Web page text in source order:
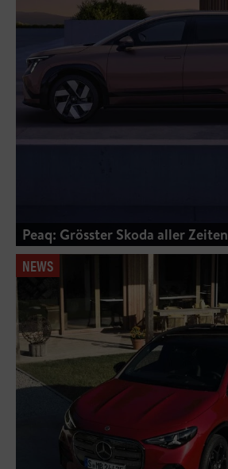
Peaq: Grösster Skoda aller Zeiten
NEWS